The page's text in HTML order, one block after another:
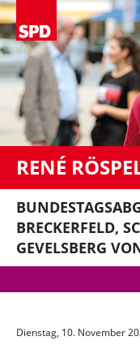
RENÉ
BRECKERFELD,
GEVELSBERG
Dienstag, 10. November